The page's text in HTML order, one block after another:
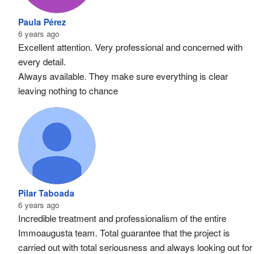
Paula Pérez
6 years ago
Excellent attention. Very professional and concerned with
every detail.
Always available. They make sure everything is clear
leaving nothing to chance
Pilar Taboada
6 years ago
Incredible treatment and professionalism of the entire
Immoaugusta team. Total guarantee that the project is
carried out with total seriousness and always looking out for